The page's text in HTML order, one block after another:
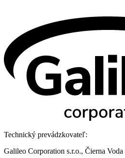
Technický prevádzkovateľ:
Galileo Corporation s.r.o., Čierna